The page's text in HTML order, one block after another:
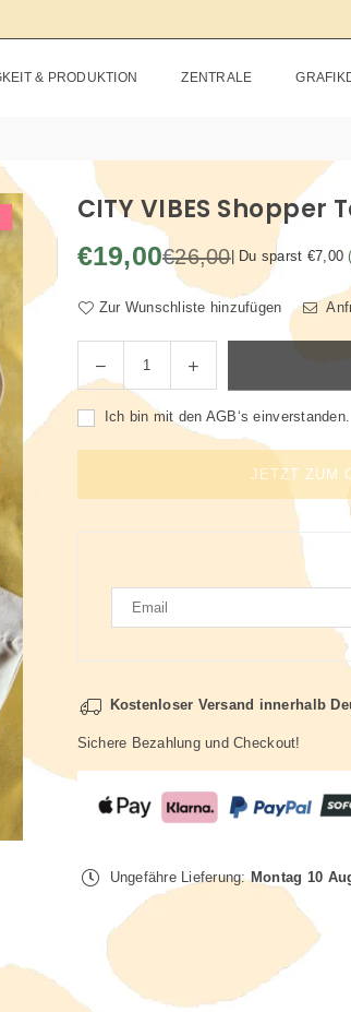
& PRODUKTION ZENTRALE
CITY VIBES Shopper
Normaler
€19,00€26,00| Du sparst €7,00 (
Zur Wunschliste hinzufügen
Ich bin mit den AGB‘s einverstanden.
JETZT ZUM
Kostenloser Versand innerhalb
Sichere Bezahlung und Checkout!
Ungefähre Lieferung:Montag 10